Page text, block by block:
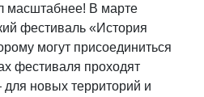
масштабнее! В марте
фестиваль «История
могут присоединиться
фестиваля проходят
новых территорий и